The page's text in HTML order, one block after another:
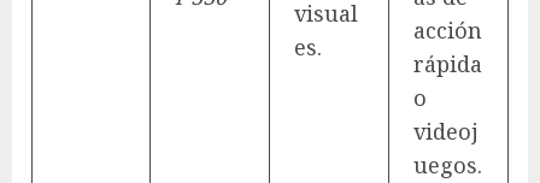
visual
es.
acción
rápida
o
videoj
uegos.